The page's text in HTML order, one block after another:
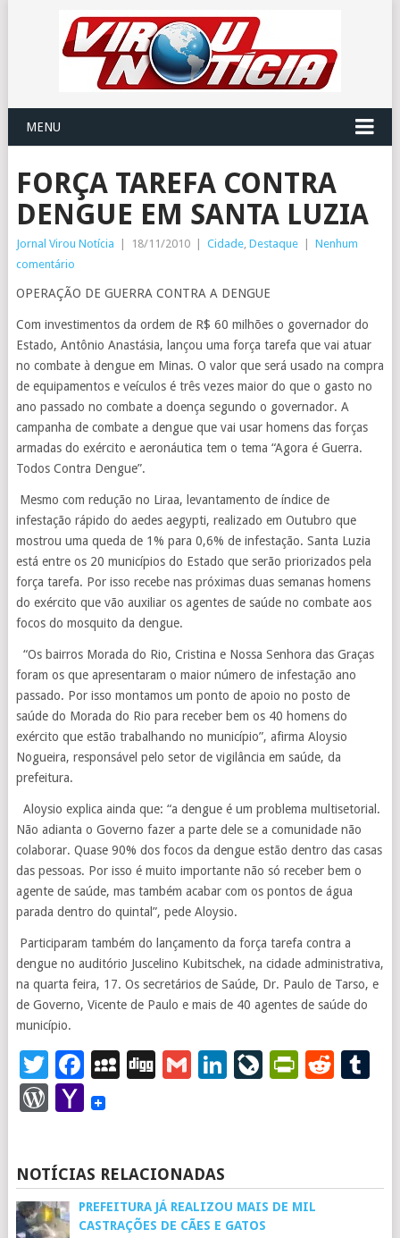
MENU
FORÇA TAREFA CONTRA
DENGUE EM SANTA LUZIA
Jornal Virou Notícia 18/11/2010 Cidade, Destaque
Nenhum
comentário
OPERAÇÃO DE GUERRA CONTRA A DENGUE
Com investimentos da ordem de R$ 60 milhões o governador do
Estado, Antônio Anastásia, lançou uma força tarefa que vai atuar
no combate à dengue em Minas. O valor que será usado na compra
de equipamentos e veículos é três vezes maior do que o gasto no
ano passado no combate a doença segundo o governador. A
campanha de combate a dengue que vai usar homens das forças
armadas do exército e aeronáutica tem o tema “Agora é Guerra.
Todos Contra Dengue”.
Mesmo com redução no Liraa, levantamento de índice de
infestação rápido do aedes aegypti, realizado em Outubro que
mostrou uma queda de 1% para 0,6% de infestação. Santa Luzia
está entre os 20 municípios do Estado que serão priorizados pela
força tarefa. Por isso recebe nas próximas duas semanas homens
do exército que vão auxiliar os agentes de saúde no combate aos
focos do mosquito da dengue.
“Os bairros Morada do Rio, Cristina e Nossa Senhora das Graças
foram os que apresentaram o maior número de infestação ano
passado. Por isso montamos um ponto de apoio no posto de
saúde do Morada do Rio para receber bem os 40 homens do
exército que estão trabalhando no município”, afirma Aloysio
Nogueira, responsável pelo setor de vigilância em saúde, da
prefeitura.
Aloysio explica ainda que: “a dengue é um problema multisetorial.
Não adianta o Governo fazer a parte dele se a comunidade não
colaborar. Quase 90% dos focos da dengue estão dentro das casas
das pessoas. Por isso é muito importante não só receber bem o
agente de saúde, mas também acabar com os pontos de água
parada dentro do quintal”, pede Aloysio.
Participaram também do lançamento da força tarefa contra a
dengue no auditório Juscelino Kubitschek, na cidade administrativa,
na quarta feira, 17. Os secretários de Saúde, Dr. Paulo de Tarso, e
de Governo, Vicente de Paulo e mais de 40 agentes de saúde do
município.
Twitter
Facebook
MySpace
DiggGmailLinkedIn
WordPress
Yahoo
NOTÍCIAS RELACIONADAS
PREFEITURA JÁ REALIZOU MAIS DE MIL
CASTRAÇÕES DE CÃES E GATOS